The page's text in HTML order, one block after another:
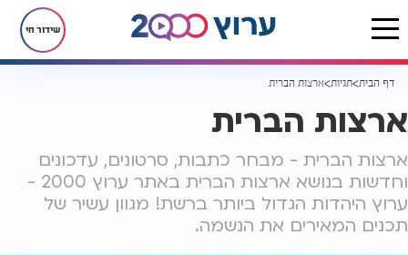
שידור חי
דף הבית תגיות ארצות הברית
ארצות הברית
ארצות הברית - מבחר כתבות, סרטונים, עדכונים
וחדשות בנושא ארצות הברית באתר ערוץ 2000 -
ערוץ היהדות הגדול ביותר ברשת! מגוון עשיר של
תכנים המאירים את הנשמה.